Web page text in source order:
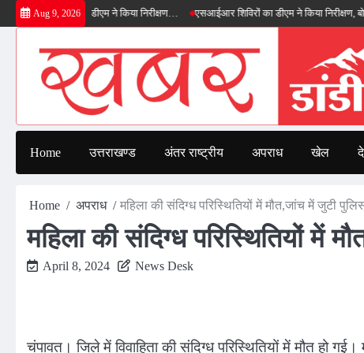
Skip
to
Aug 9, 2026
बाईपास का डीएम ने किया निरीक्षण… एसआईआर शिविरों का डीएम ने किया निरीक्षण, बोले—कोई
Home उत्तराखण्ड अंतर राष्ट्रीय अपराध खेल
Home अपराध महिला की संदिग्ध परिस्थितियों में मौत,जांच में जुटी
महिला की संदिग्ध परिस्थितियों में
April 8, 2024 News Desk
चंपावत। जिले में विवाहिता की संदिग्ध परिस्थितियों में मौत हो